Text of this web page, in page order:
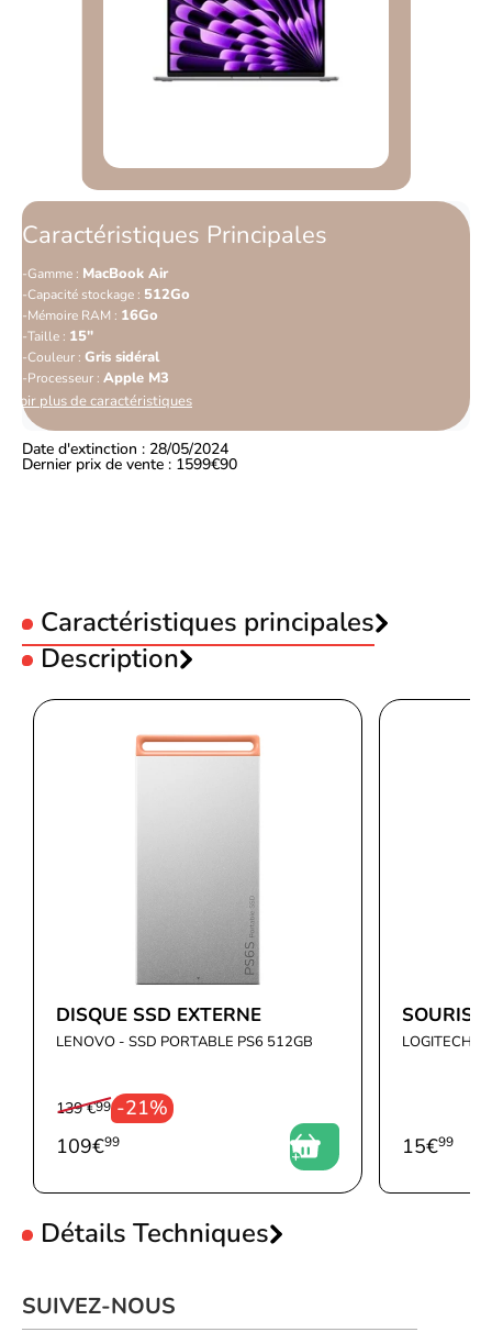
Caractéristiques Principales
Gamme : MacBook Air
Capacité stockage : 512Go
Mémoire RAM : 16Go
Taille : 15"
Couleur : Gris sidéral
Processeur : Apple M3
Voir plus de caractéristiques
Date d'extinction : 28/05/2024
Dernier prix de vente : 1599€90
Description
Caractéristiques principales
Gamme :MacBook Air
Capacité stockage :512Go
Taille :
Gris sidéral
Apple M3
Détails Techniques
Type de produit
DISQUE SSD EXTERNE
LENOVO - SSD PORTABLE PS6 512GB
-21%
139 €99
109€99
SOURIS
LOGITECH -
15€99
SUIVEZ-NOUS